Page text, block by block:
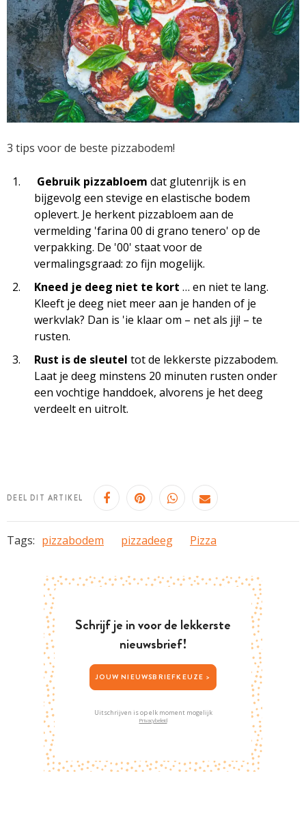
3 tips voor de beste pizzabodem!
Gebruik pizzabloem dat glutenrijk is en
bijgevolg een stevige en elastische bodem
oplevert. Je herkent pizzabloem aan de
vermelding 'farina 00 di grano tenero' op de
verpakking. De '00' staat voor de
vermalingsgraad: zo fijn mogelijk.
Kneed je deeg niet te kort … en niet te lang.
Kleeft je deeg niet meer aan je handen of je
werkvlak? Dan is 'ie klaar om – net als jij! – te
rusten.
Rust is de sleutel tot de lekkerste pizzabodem.
Laat je deeg minstens 20 minuten rusten onder
een vochtige handdoek, alvorens je het deeg
verdeelt en uitrolt.
DEEL DIT ARTIKEL
Tags: pizzabodem pizzadeeg Pizza
Schrijf je in voor de lekkerste
nieuwsbrief!
JOUW NIEUWSBRIEFKEUZE >
Uitschrijven is op elk moment mogelijk
Privacybeleid